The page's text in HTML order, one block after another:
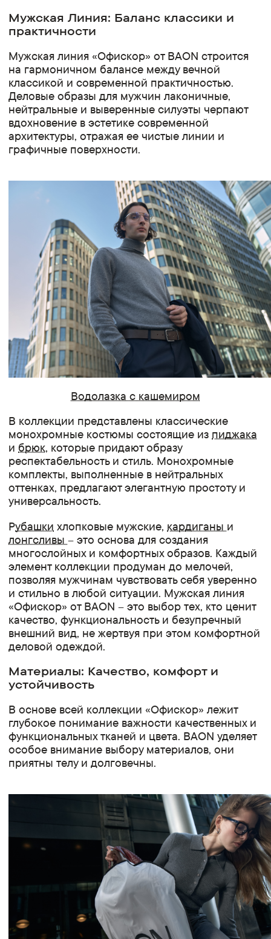
Мужская Линия: Баланс классики и
практичности
Мужская линия «Офискор» от BAON строится
на гармоничном балансе между вечной
классикой и современной практичностью.
Деловые образы для мужчин лаконичные,
нейтральные и выверенные силуэты черпают
вдохновение в эстетике современной
архитектуры, отражая ее чистые линии и
графичные поверхности.
Водолазка с кашемиром
В коллекции представлены классические
монохромные костюмы состоящие из пиджака
и брюк, которые придают образу
респектабельность и стиль. Монохромные
комплекты, выполненные в нейтральных
оттенках, предлагают элегантную простоту и
универсальность.
Рубашки хлопковые мужские, кардиганы и
лонгсливы– это основа для создания
многослойных и комфортных образов. Каждый
элемент коллекции продуман до мелочей,
позволяя мужчинам чувствовать себя уверенно
и стильно в любой ситуации. Мужская линия
«Офискор» от BAON – это выбор тех, кто ценит
качество, функциональность и безупречный
внешний вид, не жертвуя при этом комфортной
деловой одеждой.
Материалы: Качество, комфорт и
устойчивость
В основе всей коллекции «Офискор» лежит
глубокое понимание важности качественных и
функциональных тканей и цвета. BAON уделяет
особое внимание выбору материалов, они
приятны телу и долговечны.